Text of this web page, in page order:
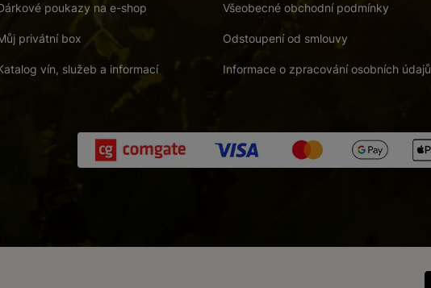
poukazy na e-shop
privátní box
vín, služeb a informací
Všeobecné obchodní podmínky
Odstoupení od smlouvy
Informace o zpracování osobních údajů